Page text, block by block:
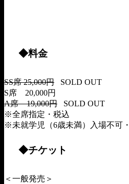
◆料金
SS席 25,000円 SOLD OUT
S席 20,000円
A席 19,000円 SOLD OUT
※全席指定・税込
※未就学児（6歳未満）入場不可
◆チケット
＜一般発売＞